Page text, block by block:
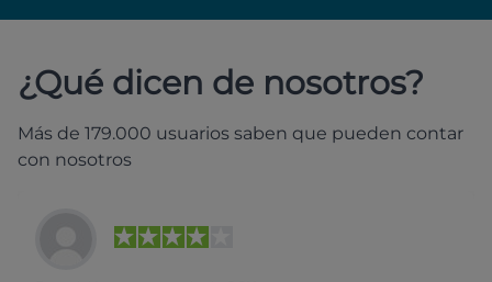
¿Qué dicen de nosotros?
Más de 179.000 usuarios saben que pueden contar
con nosotros